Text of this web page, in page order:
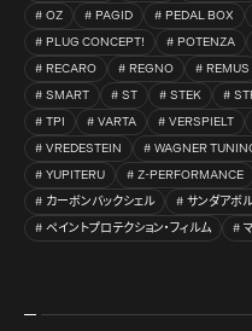
OZ
PAGID PEDAL BOX
PLUG CONCEPT!
POTENZA
RECARO
REGNO REMUS
SMART
ST STEK
TPI
VARTA VERSPIELT
VREDESTEIN
WAGNER
YUPITERU
Z-PERFORMANCE
カーボンバックシェル
サンダアボ
ペイントプロテクション・フィルム